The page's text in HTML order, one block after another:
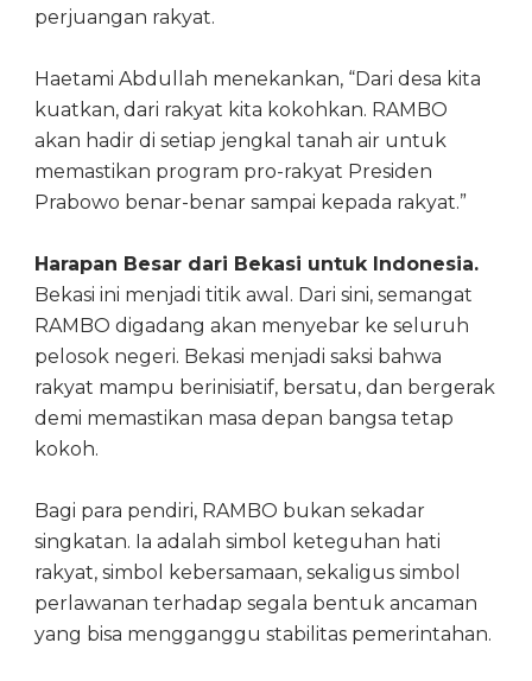
perjuangan rakyat.
Haetami Abdullah menekankan, “Dari desa kita
kuatkan, dari rakyat kita kokohkan. RAMBO
akan hadir di setiap jengkal tanah air untuk
memastikan program pro-rakyat Presiden
Prabowo benar-benar sampai kepada rakyat.”
Harapan Besar dari Bekasi untuk Indonesia.
Bekasi ini menjadi titik awal. Dari sini, semangat
RAMBO digadang akan menyebar ke seluruh
pelosok negeri. Bekasi menjadi saksi bahwa
rakyat mampu berinisiatif, bersatu, dan bergerak
demi memastikan masa depan bangsa tetap
kokoh.
Bagi para pendiri, RAMBO bukan sekadar
singkatan. Ia adalah simbol keteguhan hati
rakyat, simbol kebersamaan, sekaligus simbol
perlawanan terhadap segala bentuk ancaman
yang bisa mengganggu stabilitas pemerintahan.